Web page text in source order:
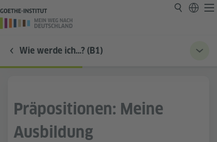
Wie werde ich…? (B1)
Präpositionen: Meine
Ausbildung